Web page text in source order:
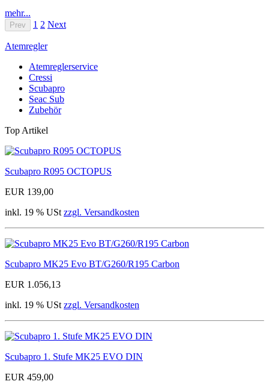
mehr...
Prev 1 2 Next
Atemregler
Atemreglerservice
Cressi
Scubapro
Seac Sub
Zubehör
Top Artikel
Scubapro R095 OCTOPUS
EUR 139,00
inkl. 19 % USt zzgl. Versandkosten
Scubapro MK25 Evo BT/G260/R195 Carbon
EUR 1.056,13
inkl. 19 % USt zzgl. Versandkosten
Scubapro 1. Stufe MK25 EVO DIN
EUR 459,00